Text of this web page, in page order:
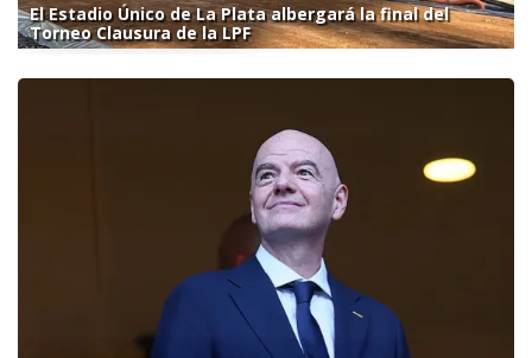
El Estadio Único de La Plata albergará la final del
Torneo Clausura de la LPF